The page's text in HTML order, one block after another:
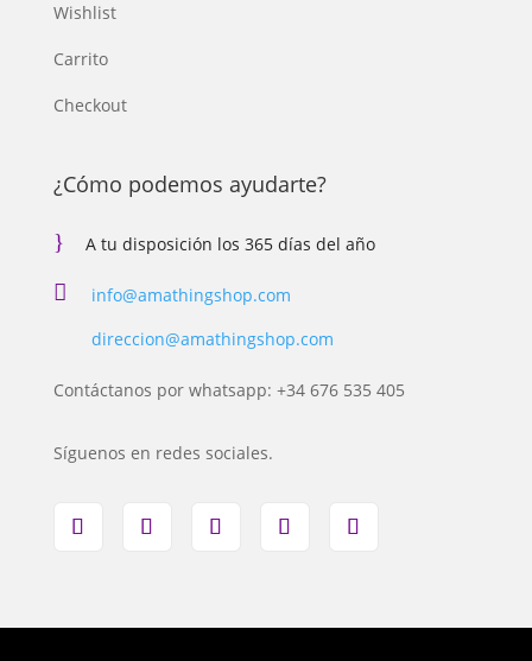
Wishlist
Carrito
Checkout
¿Cómo podemos ayudarte?
} A tu disposición los 365 días del año

info@amathingshop.com
direccion@amathingshop.com
Contáctanos por whatsapp: +34 676 535 405
Síguenos en redes sociales.